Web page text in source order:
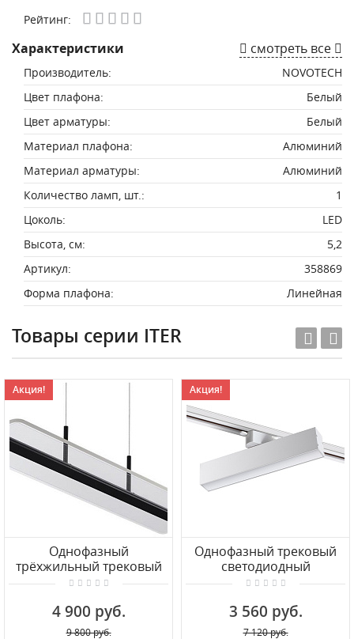
Рейтинг:
Характеристики смотреть все
Производитель:
NOVOTECH
Цвет плафона:
Белый
Цвет арматуры:
Белый
Материал плафона:
Алюминий
Материал арматуры:
Алюминий
Количество ламп, шт.:
1
Цоколь:
LED
Высота, см:
5,2
Артикул:
358869
Форма плафона:
Линейная
Товары серии ITER
Акция!
Однофазный
трёхжильный трековый
светильник
цв. Температуры
NOVOTECH ITER 358996
4 900 руб.
9 800 руб.
Акция!
Однофазный трековый
светодиодный
светильник NOVOTECH
3 560 руб.
7 120 руб.